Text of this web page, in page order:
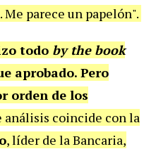
. Me parece un papelón".
todo by the book
aprobado. Pero
orden de los
análisis coincide con la
, líder de la Bancaria,